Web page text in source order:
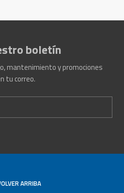
boletín
mantenimiento y promociones
tu correo.
ARRIBA